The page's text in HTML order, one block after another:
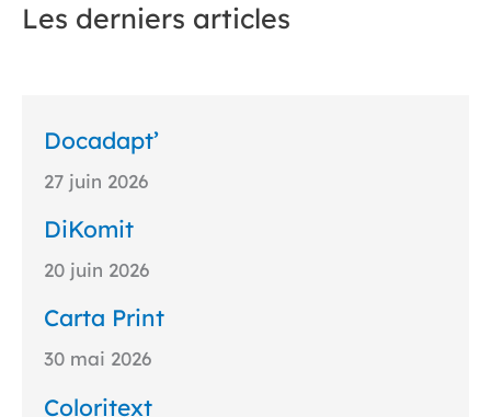
Les derniers articles
Docadapt’
27 juin 2026
DiKomit
20 juin 2026
Carta Print
30 mai 2026
Coloritext